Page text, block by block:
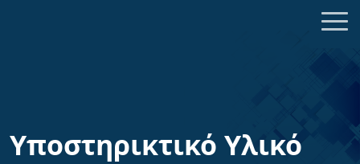
Υποστηρικτικό Υλικό